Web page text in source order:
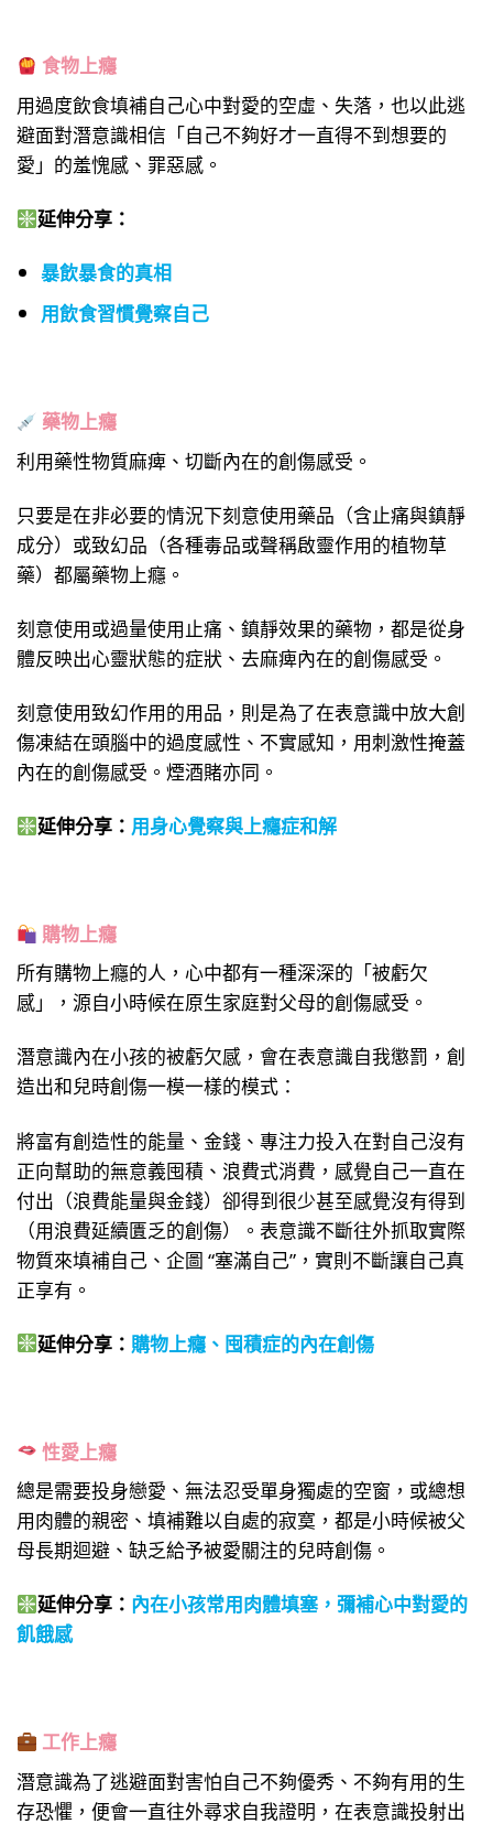
食物上癮
用過度飲食填補自己心中對愛的空虛、失落，也以此逃
避面對潛意識相信「自己不夠好才一直得不到想要的
愛」的羞愧感、罪惡感。
延伸分享：
暴飲暴食的真相
用飲食習慣覺察自己
藥物上癮
利用藥性物質麻痺、切斷內在的創傷感受。
只要是在非必要的情況下刻意使用藥品（含止痛與鎮靜
成分）或致幻品（各種毒品或聲稱啟靈作用的植物草
藥）都屬藥物上癮。
刻意使用或過量使用止痛、鎮靜效果的藥物，都是從身
體反映出心靈狀態的症狀、去麻痺內在的創傷感受。
刻意使用致幻作用的用品，則是為了在表意識中放大創
傷凍結在頭腦中的過度感性、不實感知，用刺激性掩蓋
內在的創傷感受。煙酒賭亦同。
延伸分享： 用身心覺察與上癮症和解
購物上癮
所有購物上癮的人，心中都有一種深深的「被虧欠
感」，源自小時候在原生家庭對父母的創傷感受。
潛意識內在小孩的被虧欠感，會在表意識自我懲罰，創
造出和兒時創傷一模一樣的模式：
將富有創造性的能量、金錢、專注力投入在對自己沒有
正向幫助的無意義囤積、浪費式消費，感覺自己一直在
付出（浪費能量與金錢）卻得到很少甚至感覺沒有得到
（用浪費延續匱乏的創傷）。表意識不斷往外抓取實際
物質來填補自己、企圖 “塞滿自己”，實則不斷讓自己真
正享有。
延伸分享： 購物上癮、囤積症的內在創傷
性愛上癮
總是需要投身戀愛、無法忍受單身獨處的空窗，或總想
用肉體的親密、填補難以自處的寂寞，都是小時候被父
母長期迴避、缺乏給予被愛關注的兒時創傷。
延伸分享： 內在小孩常用肉體填塞，彌補心中對愛的
飢餓感
工作上癮
潛意識為了逃避面對害怕自己不夠優秀、不夠有用的生
存恐懼，便會一直往外尋求自我證明，在表意識投射出